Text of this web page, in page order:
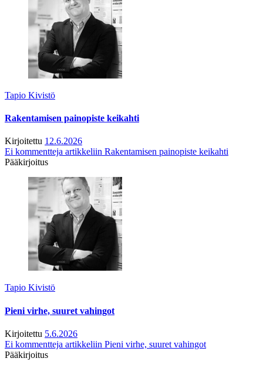
Tapio Kivistö
Rakentamisen painopiste keikahti
Kirjoitettu 12.6.2026
Ei kommentteja artikkeliin Rakentamisen painopiste keikahti
Pääkirjoitus
Tapio Kivistö
Pieni virhe, suuret vahingot
Kirjoitettu 5.6.2026
Ei kommentteja artikkeliin Pieni virhe, suuret vahingot
Pääkirjoitus